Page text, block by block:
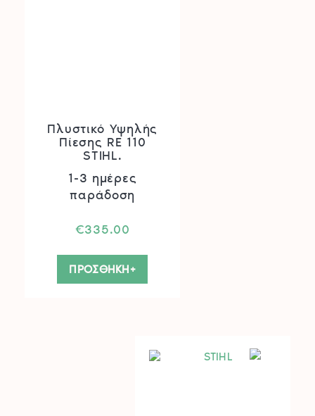
Πλυστικό Υψηλής
Πίεσης RE 110
STIHL.
1-3 ημέρες
παράδοση
€335.00
ΠΡΟΣΘΗΚΗ+